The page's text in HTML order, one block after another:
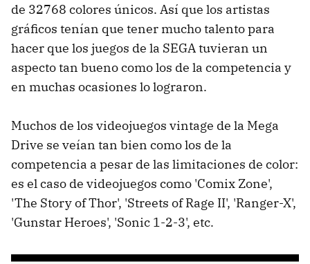
de 32768 colores únicos. Así que los artistas
gráficos tenían que tener mucho talento para
hacer que los juegos de la SEGA tuvieran un
aspecto tan bueno como los de la competencia y
en muchas ocasiones lo lograron.
Muchos de los videojuegos vintage de la Mega
Drive se veían tan bien como los de la
competencia a pesar de las limitaciones de color:
es el caso de videojuegos como 'Comix Zone',
'The Story of Thor', 'Streets of Rage II', 'Ranger-X',
'Gunstar Heroes', 'Sonic 1-2-3', etc.